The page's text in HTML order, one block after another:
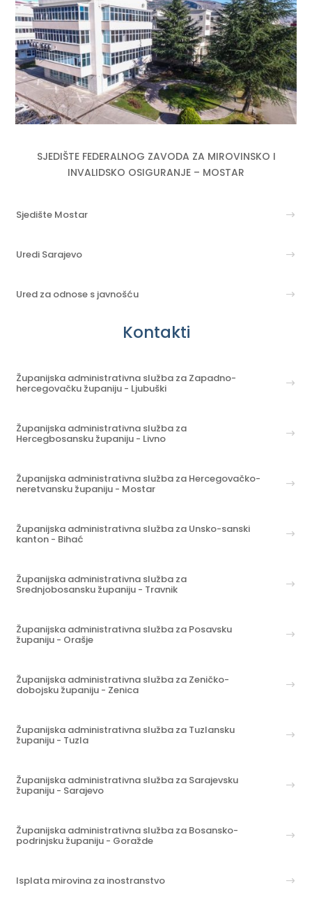
SJEDIŠTE FEDERALNOG ZAVODA ZA MIROVINSKO I
INVALIDSKO OSIGURANJE – MOSTAR
Sjedište Mostar
Uredi Sarajevo
Ured za odnose s javnošću
Kontakti
Županijska administrativna služba za Zapadno-
hercegovačku županiju - Ljubuški
Županijska administrativna služba za
Hercegbosansku županiju - Livno
Županijska administrativna služba za Hercegovačko-
neretvansku županiju - Mostar
Županijska administrativna služba za Unsko-sanski
kanton - Bihać
Županijska administrativna služba za
Srednjobosansku županiju - Travnik
Županijska administrativna služba za Posavsku
županiju - Orašje
Županijska administrativna služba za Zeničko-
dobojsku županiju - Zenica
Županijska administrativna služba za Tuzlansku
županiju - Tuzla
Županijska administrativna služba za Sarajevsku
županiju - Sarajevo
Županijska administrativna služba za Bosansko-
podrinjsku županiju - Goražde
Isplata mirovina za inostranstvo